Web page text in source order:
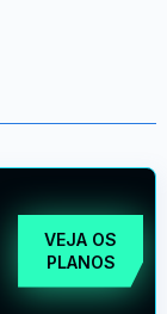
VEJA OS
PLANOS